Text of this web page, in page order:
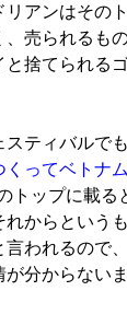
アンはその
、売られるも
捨てられる
ティバルで
くってベトナ
トップに載る
からという
言われるので
分からない